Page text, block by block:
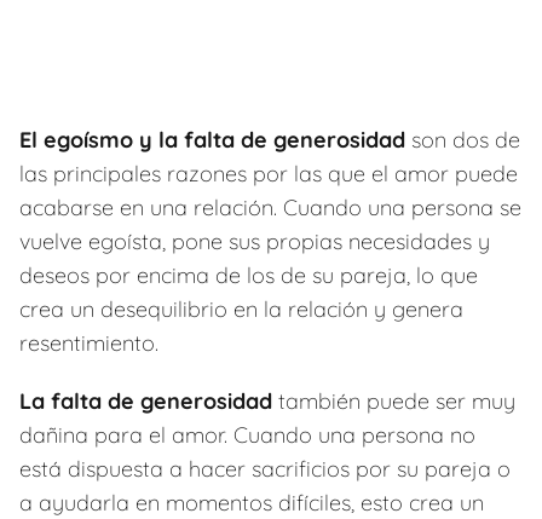
El egoísmo y la falta de generosidad son dos de
las principales razones por las que el amor puede
acabarse en una relación. Cuando una persona se
vuelve egoísta, pone sus propias necesidades y
deseos por encima de los de su pareja, lo que
crea un desequilibrio en la relación y genera
resentimiento.
La falta de generosidad también puede ser muy
dañina para el amor. Cuando una persona no
está dispuesta a hacer sacrificios por su pareja o
a ayudarla en momentos difíciles, esto crea un